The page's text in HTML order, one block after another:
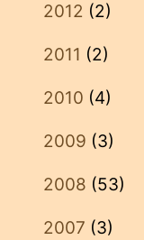
2012 (2)
2011 (2)
2010 (4)
2009 (3)
2008 (53)
2007 (3)